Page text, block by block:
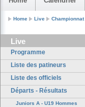
Home Live
Live
Programme
Liste des patineurs
Liste des officiels
Départs - Résultats
Juniors A - U19 Hommes